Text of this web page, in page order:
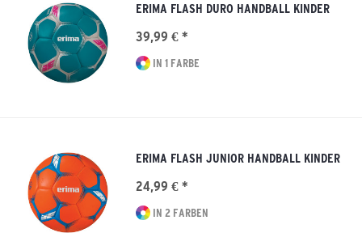
ERIMA FLASH DURO HANDBALL KINDER
39,99 € *
IN 1 FARBE
ERIMA FLASH JUNIOR HANDBALL KINDER
24,99 € *
IN 2 FARBEN